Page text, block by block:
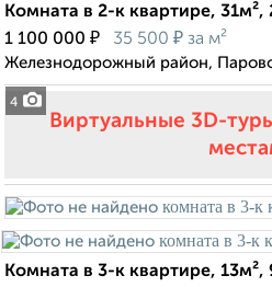
4
Комната в 2-к квартире, 31м²,
1 100 000 ₽ 35 500 ₽ за м²
Железнодорожный район,
Виртуальные 3D-
Комната в 3-к квартире,